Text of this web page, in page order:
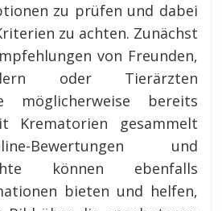
zu prüfen und dabei
zu achten. Zunächst
von Freunden,
oder Tierärzten
möglicherweise bereits
Krematorien gesammelt
Bewertungen und
können ebenfalls
bieten und helfen,